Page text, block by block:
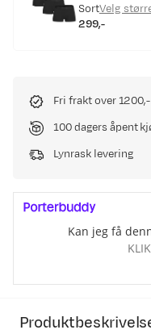
SortVelg
price
299,-
Fri frakt over 1200,-
100 dagers åpent
Lynrask levering
Kan jeg få